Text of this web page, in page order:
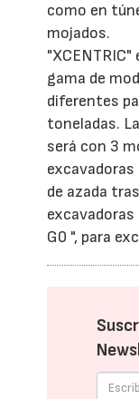
como en
mojados.
gama de
diferentes
toneladas.
será con 3
de azada
excavadoras
G0 ", para